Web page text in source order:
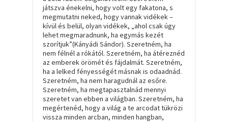
játszva énekelni, hogy volt egy fakatona, s
megmutatni neked, hogy vannak vidékek –
kívül és belül, olyan vidékek, „ahol csak úgy
lehet megmaradnunk, ha egymás kezét
szorítjuk”(Kányádi Sándor). Szeretném, ha
nem félnél a rókától. Szeretném, ha átéreznéd
az emberek örömét és fájdalmát. Szeretném,
ha a lelked fényességét másnak is odaadnád.
Szeretném, ha nem haragudnál az esőre.
Szeretném, ha megtapasztalnád mennyi
szeretet van ebben a világban. Szeretném, ha
megértenéd, hogy a világ a te arcodat tükrözi
vissza minden arcban, minden hangban,